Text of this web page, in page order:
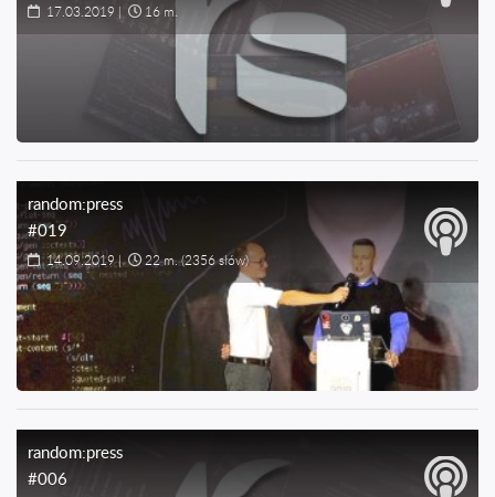
17.03.2019 | 16 m.
random:press
#019
14.09.2019| 22 m. (2356 słów)
random:press
#006